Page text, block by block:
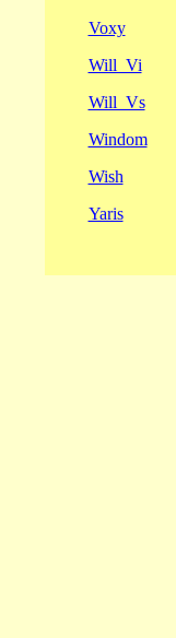
Voxy
Will_Vi
Will_Vs
Windom
Wish
Yaris